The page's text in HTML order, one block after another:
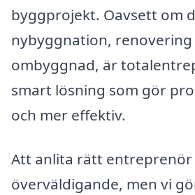
byggprojekt. Oavsett om
nybyggnation,
ombyggnad, är
smart lösning som gör
och mer effektiv.
Att anlita rätt entreprenör
överväldigande, men vi